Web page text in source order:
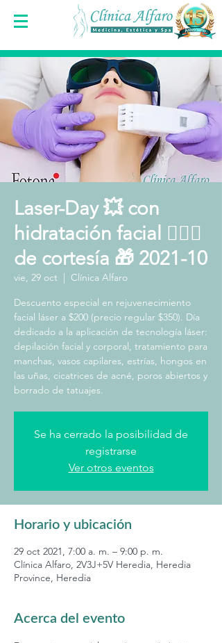
Laser-Day 💥 con
hidratación facial 🧖🏻‍♀️
de cortesía 🎁 2021-10
vie, 29 oct
  |
Clínica Alfaro
Descuento especial en rejuvenecimiento
facial láser a $200 (precio regular $350). Día
dedicado a la aplicación de tecnología láser:
depilación facial y corporal, tratamiento para
manchas, vasos capilares, estrías, hongos en
las uñas, cicatrices de acné, poros abiertos y
borrado de tatuajes.
Se ha cerrado la posibilidad de
registrarse
Ver otros eventos
Horario y ubicación
29 oct 2021, 7:00 a. m. – 9:00 p. m.
Clínica Alfaro, 2V3J+5V Heredia, Heredia
Province, Heredia
Acerca del evento